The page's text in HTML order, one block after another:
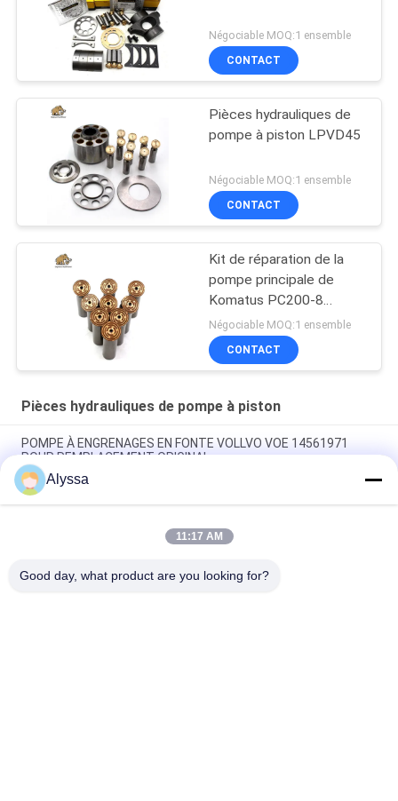
Négociable MOQ:1 ensemble
CONTACT
Pièces hydrauliques de
pompe à piston LPVD45
Négociable MOQ:1 ensemble
CONTACT
Kit de réparation de la
pompe principale de
Komatus PC200-8
Pompes hydrauliques
Négociable MOQ:1 ensemble
CONTACT
Pièces hydrauliques de pompe à piston
POMPE À ENGRENAGES EN FONTE VOLLVO VOE 14561971
POUR REMPLACEMENT ORIGINAL
POMPE À ENGRENAGES EN FONTE VOLLVO VOE 14537295
POUR REMPLACEMENT ORIGINAL
Pompes à engrenages en fonte VOLLVO VOE 14782798 pour le
Alyssa
11:17 AM
Good day, what product are you looking for?